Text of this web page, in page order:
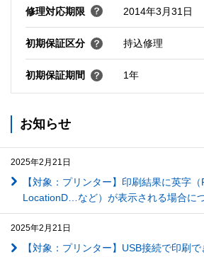
修理対応期限 2014年3月31日
初期保証区分 持込修理
初期保証期間 1年
お知らせ
2025年2月21日
【対象：プリンター】印刷結果に英字
LocationD…など）が表示される場合に
2025年2月21日
【対象：プリンター】USB接続で印刷